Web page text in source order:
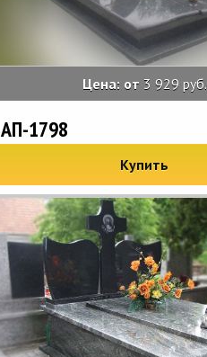
Цена: от 3 929 руб.
АП-1798
Купить